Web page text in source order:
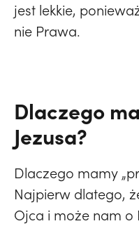
jest lekkie,
nie Prawa.
Dlaczego
Jezusa?
Dlaczego mamy
Najpierw dlatego,
Ojca i może nam o